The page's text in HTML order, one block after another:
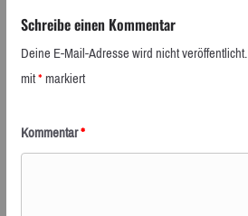
Schreibe einen Kommentar
Deine E-Mail-Adresse wird nicht veröffentlicht.
mit*markiert
Kommentar*